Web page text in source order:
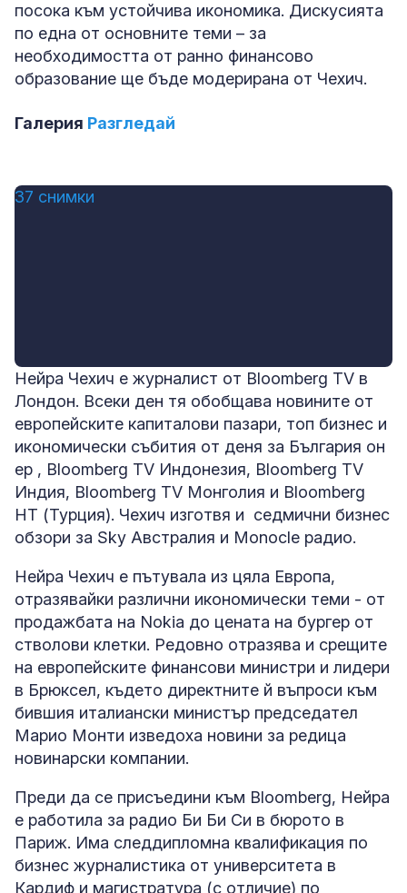
посока към устойчива икономика. Дискусията
по една от основните теми – за
необходимостта от ранно финансово
образование ще бъде модерирана от Чехич.
Галерия Разгледай
37 снимки
Нейра Чехич е журналист от Bloomberg TV в
Лондон. Всеки ден тя обобщава новините от
европейските капиталови пазари, топ бизнес и
икономически събития от деня за България он
ер , Bloomberg TV Индонезия, Bloomberg TV
Индия, Bloomberg TV Монголия и Bloomberg
HT (Турция). Чехич изготвя и седмични бизнес
обзори за Sky Австралия и Monocle радио.
Нейра Чехич е пътувала из цяла Европа,
отразявайки различни икономически теми - от
продажбата на Nokia до цената на бургер от
стволови клетки. Редовно отразява и срещите
на европейските финансови министри и лидери
в Брюксел, където директните й въпроси към
бившия италиански министър председател
Марио Монти изведоха новини за редица
новинарски компании.
Преди да се присъедини към Bloomberg, Нейра
е работила за радио Би Би Си в бюрото в
Париж. Има следдипломна квалификация по
бизнес журналистика от университета в
Кардиф и магистратура (с отличие) по